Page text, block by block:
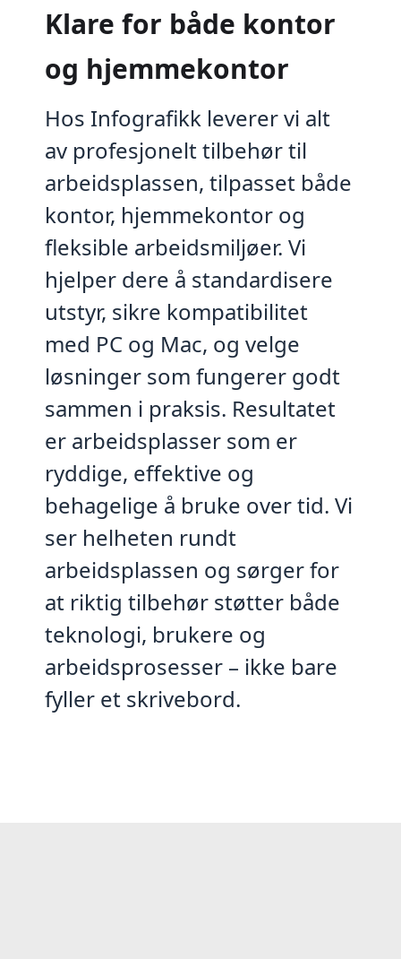
Klare for både kontor
og hjemmekontor
Hos Infografikk leverer vi alt
av profesjonelt tilbehør til
arbeidsplassen, tilpasset både
kontor, hjemmekontor og
fleksible arbeidsmiljøer. Vi
hjelper dere å standardisere
utstyr, sikre kompatibilitet
med PC og Mac, og velge
løsninger som fungerer godt
sammen i praksis. Resultatet
er arbeidsplasser som er
ryddige, effektive og
behagelige å bruke over tid. Vi
ser helheten rundt
arbeidsplassen og sørger for
at riktig tilbehør støtter både
teknologi, brukere og
arbeidsprosesser – ikke bare
fyller et skrivebord.